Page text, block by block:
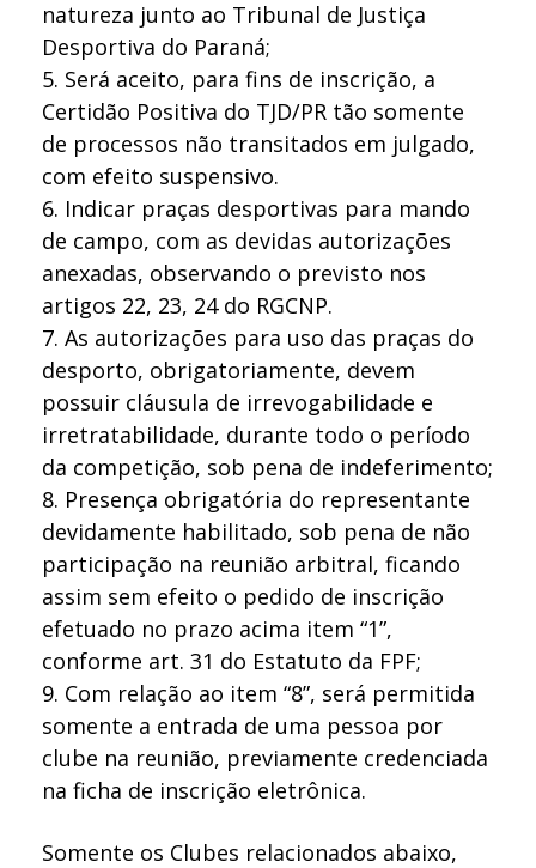
natureza junto ao Tribunal de Justiça
Desportiva do Paraná;
5. Será aceito, para fins de inscrição, a
Certidão Positiva do TJD/PR tão somente
de processos não transitados em julgado,
com efeito suspensivo.
6. Indicar praças desportivas para mando
de campo, com as devidas autorizações
anexadas, observando o previsto nos
artigos 22, 23, 24 do RGCNP.
7. As autorizações para uso das praças do
desporto, obrigatoriamente, devem
possuir cláusula de irrevogabilidade e
irretratabilidade, durante todo o período
da competição, sob pena de indeferimento;
8. Presença obrigatória do representante
devidamente habilitado, sob pena de não
participação na reunião arbitral, ficando
assim sem efeito o pedido de inscrição
efetuado no prazo acima item “1”,
conforme art. 31 do Estatuto da FPF;
9. Com relação ao item “8”, será permitida
somente a entrada de uma pessoa por
clube na reunião, previamente credenciada
na ficha de inscrição eletrônica.
Somente os Clubes relacionados abaixo,